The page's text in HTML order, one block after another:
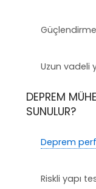
Uzun vadeli
DEPREM
SUNULUR?
Deprem
Riskli yapı